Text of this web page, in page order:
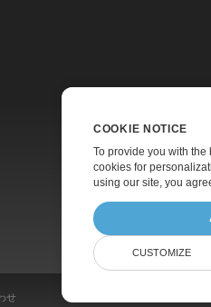
価格
有料サポート
会社情報
せ
COOKIE NOTICE
To provide you with
cookies for
using our site, you
CUSTOMIZE